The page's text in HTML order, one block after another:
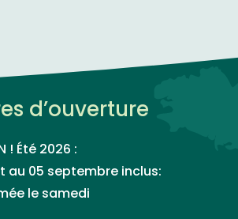
d’ouverture
! Été 2026 :
au 05 septembre inclus:
le samedi